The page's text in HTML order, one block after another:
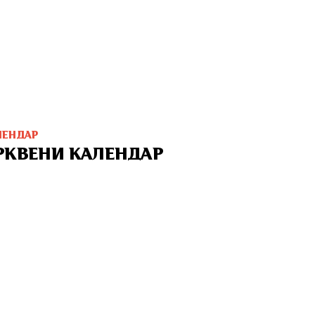
КАЛЕНДАР